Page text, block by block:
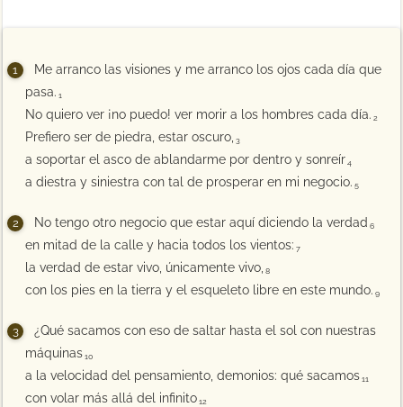
Me arranco las visiones y me arranco los ojos cada día que
pasa. 1
No quiero ver ¡no puedo! ver morir a los hombres cada día. 2
Prefiero ser de piedra, estar oscuro, 3
a soportar el asco de ablandarme por dentro y sonreír 4
a diestra y siniestra con tal de prosperar en mi negocio. 5
No tengo otro negocio que estar aquí diciendo la verdad 6
en mitad de la calle y hacia todos los vientos: 7
la verdad de estar vivo, únicamente vivo, 8
con los pies en la tierra y el esqueleto libre en este mundo. 9
¿Qué sacamos con eso de saltar hasta el sol con nuestras
máquinas 10
a la velocidad del pensamiento, demonios: qué sacamos 11
con volar más allá del infinito 12